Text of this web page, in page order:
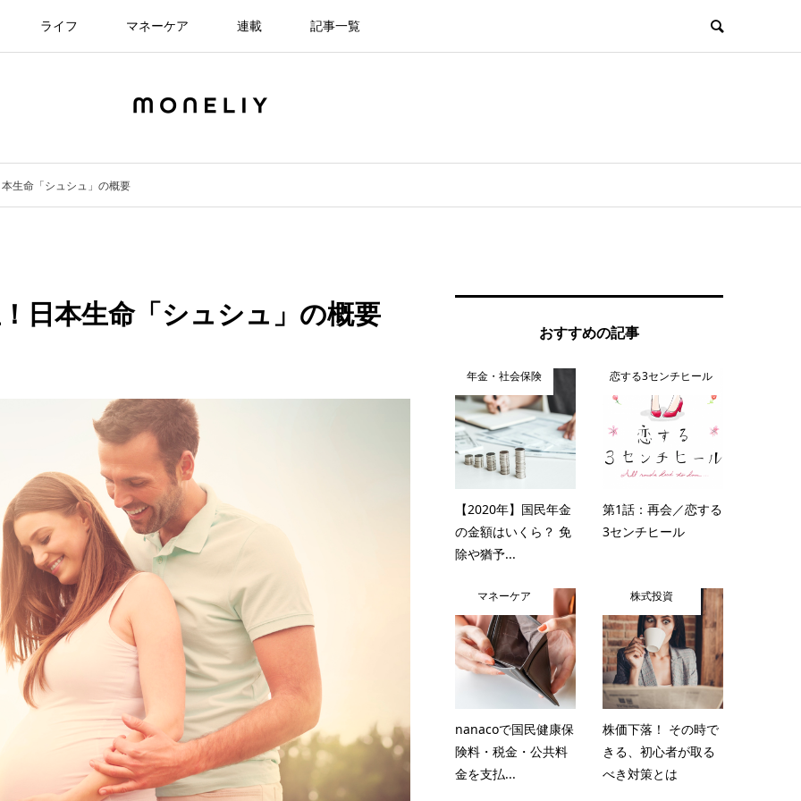
ライフ マネーケア 連載 記事一覧
生命「シュシュ」の概要
日本生命「シュシュ」の概要
おすすめの記事
年金・社会保険
【2020年】国民年金
の金額はいくら？ 免
除や猶予...
恋する3センチヒール
第1話：再会／恋する
3センチヒール
マネーケア
nanacoで国民健康保
険料・税金・公共料
金を支払...
株式投資
株価下落！ その時で
きる、初心者が取る
べき対策とは